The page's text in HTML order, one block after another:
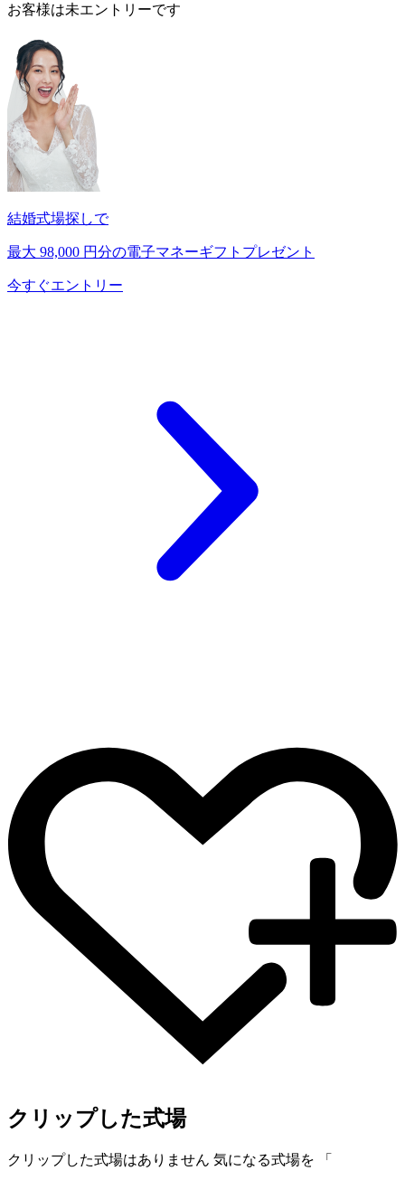
お客様は未エントリーです
結婚式場探しで
最大 98,000 円分の電子マネーギフトプレゼント
今すぐエントリー
クリップした式場
クリップした式場はありません 気になる式場を 「